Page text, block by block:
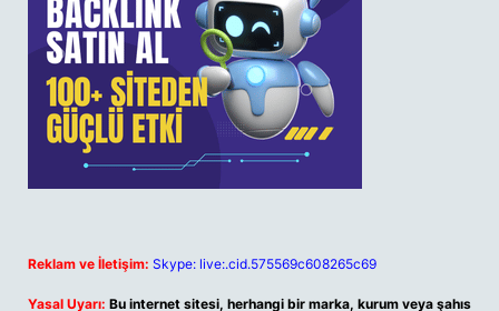
Reklam ve İletişim: Skype: live:.cid.575569c608265c69
Yasal Uyarı: Bu internet sitesi, herhangi bir marka, kurum veya şahıs